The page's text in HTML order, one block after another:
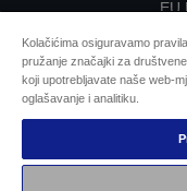
EU
Kolačićima osiguravamo
pružanje značajki za
koji upotrebljavate naše web-
oglašavanje i analitiku.